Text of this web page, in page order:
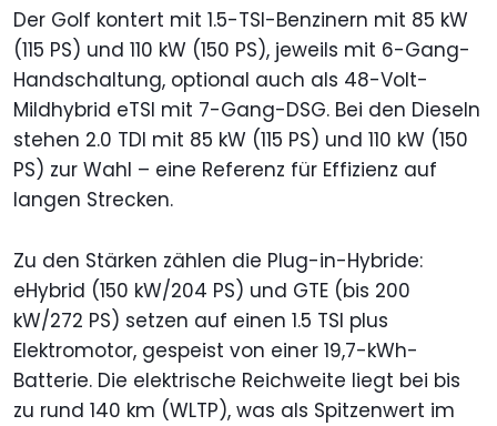
Der Golf kontert mit 1.5-TSI-Benzinern mit 85 kW
(115 PS) und 110 kW (150 PS), jeweils mit 6-Gang-
Handschaltung, optional auch als 48-Volt-
Mildhybrid eTSI mit 7-Gang-DSG. Bei den Dieseln
stehen 2.0 TDI mit 85 kW (115 PS) und 110 kW (150
PS) zur Wahl – eine Referenz für Effizienz auf
langen Strecken.
Zu den Stärken zählen die Plug-in-Hybride:
eHybrid (150 kW/204 PS) und GTE (bis 200
kW/272 PS) setzen auf einen 1.5 TSI plus
Elektromotor, gespeist von einer 19,7-kWh-
Batterie. Die elektrische Reichweite liegt bei bis
zu rund 140 km (WLTP), was als Spitzenwert im